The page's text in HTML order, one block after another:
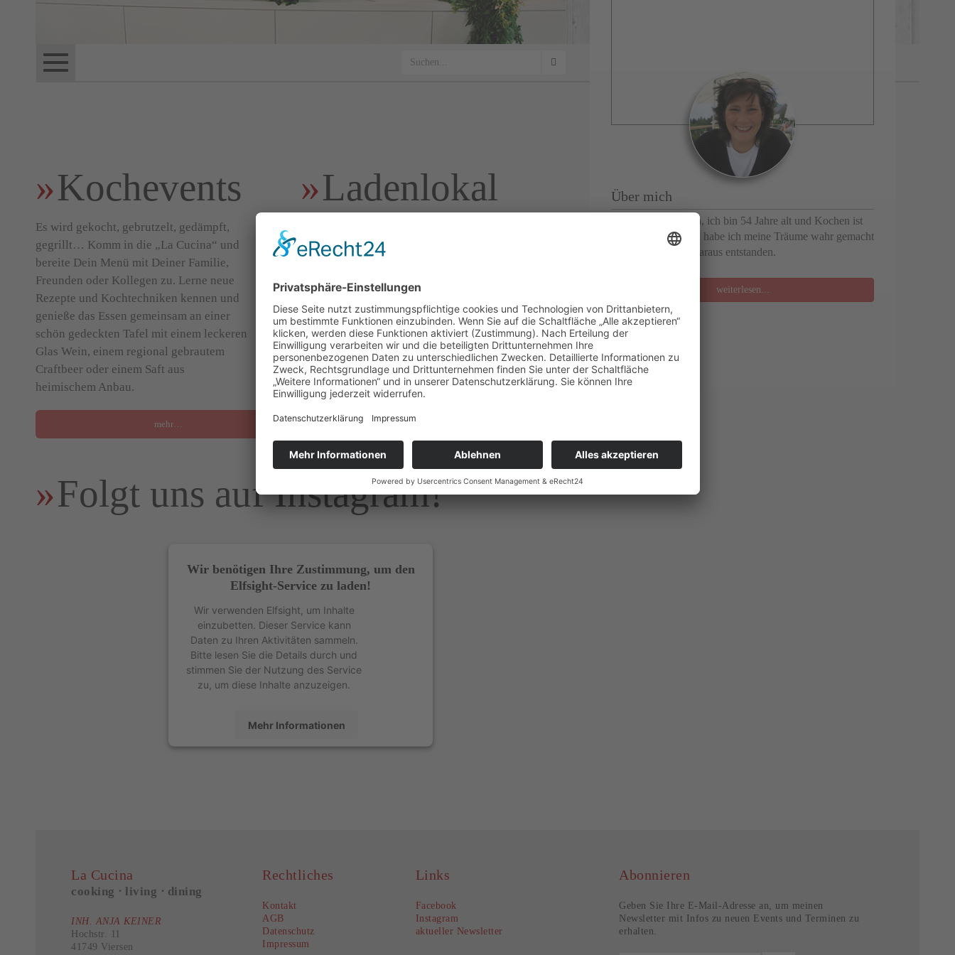
Menu
Kochevents
Es wird gekocht, gebrutzelt, gedämpft,
gegrillt… Komm in die „La Cucina“ und
bereite Dein Menü mit Deiner Familie,
Freunden oder Kollegen zu. Lerne neue
Rezepte und Kochtechniken kennen und
genieße das Essen gemeinsam an einer
schön gedeckten Tafel mit einem leckeren
Glas Wein, einem regional gebrautem
Craftbeer oder einem Saft aus
heimischem Anbau.
mehr…
Ladenlokal
besondere Feinkost vom Niederrhein und
Gewürze, Wein, Säfte, Liköre,
Balsamessig oder auch Chutneys und
Konfitüren.
Stylische Dekotrends für Küche und
Wohnraum bekommst Du genauso wie
Koch- und Reiseliteratur im Lesecafé.
Folgt uns auf Instagram!
Wir benötigen Ihre Zustimmung, um den
Elfsight-Service zu laden!
Wir verwenden Elfsight, um Inhalte
einzubetten. Dieser Service kann
Daten zu Ihren Aktivitäten sammeln.
Bitte lesen Sie die Details durch und
stimmen Sie der Nutzung des Service
zu, um diese Inhalte anzuzeigen.
Mehr Informationen
Über mich
Mein Name ist Anja, ich bin 54 Jahre alt und Kochen ist
meine Passion. Nun habe ich meine Träume wahr gemacht
und La Cucina ist daraus entstanden.
weiterlesen...
La Cucina
cooking ⋅ living ⋅ dining
INH. ANJA KEINER
Hochstr. 11
41749 Viersen
Rechtliches
Kontakt
AGB
Datenschutz
Impressum
Links
Facebook
Instagram
aktueller Newsletter
Abonnieren
Geben Sie Ihre E-Mail-Adresse an, um meinen
Newsletter mit Infos zu neuen Events und Terminen zu
erhalten.